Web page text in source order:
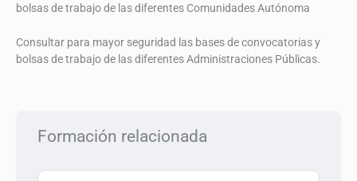
bolsas de trabajo de las diferentes Comunidades Autónoma
Consultar para mayor seguridad las bases de convocatorias y
bolsas de trabajo de las diferentes Administraciones Públicas.
Formación relacionada